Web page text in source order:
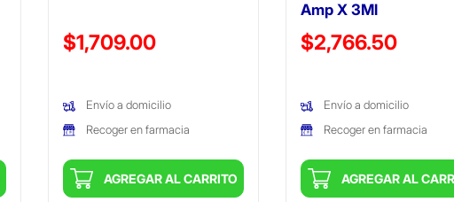
Precio reducido de
$1,709.00
Envío a domicilio
Recoger en farmacia
AGREGAR AL CARRITO
Amp X 3Ml
Precio reducido de
$2,766.50
Envío a domicilio
Recoger en farmacia
AGREGAR AL